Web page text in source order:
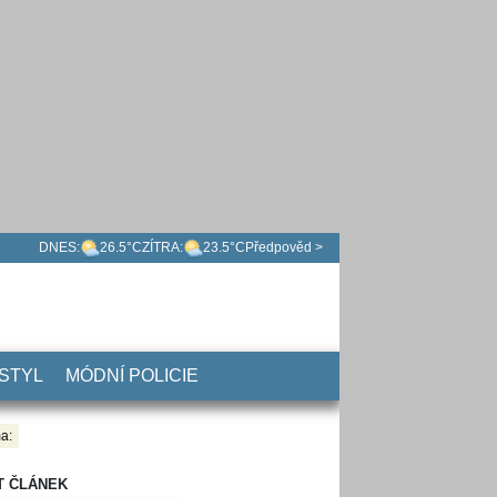
DNES: 26.5°CZÍTRA: 23.5°C Předpověd >
MÓDNÍ POLICIE
ČLÁNEK